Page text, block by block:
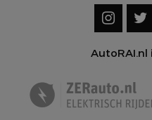
AutoRAI.nl